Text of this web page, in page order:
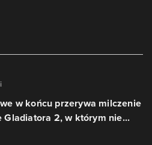
w końcu przerywa milczenie
Gladiatora 2, w którym nie...